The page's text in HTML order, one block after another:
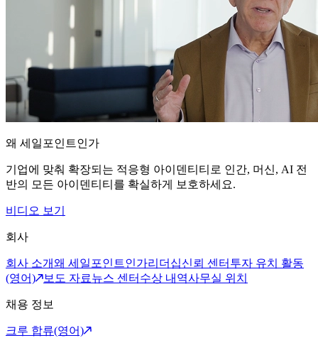
왜 세일포인트인가
기업에 맞춰 확장되는 적응형 아이덴티티로 인간, 머신, AI 전
반의 모든 아이덴티티를 확실하게 보호하세요.
비디오 보기
회사
회사 소개왜 세일포인트인가리더십신뢰 센터 투자 유치 활동
(영어)
보도 자료뉴스 센터 수상 내역사무실 위치
채용 정보
크루 합류(영어)